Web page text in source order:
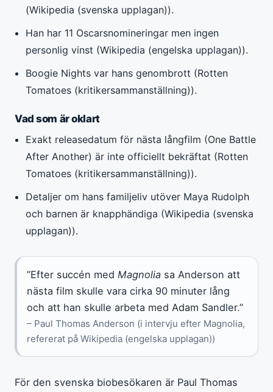
(Wikipedia (svenska upplagan)).
Han har 11 Oscarsnomineringar men ingen
personlig vinst (Wikipedia (engelska upplagan)).
Boogie Nights var hans genombrott (Rotten
Tomatoes (kritikersammanställning)).
Vad som är oklart
Exakt releasedatum för nästa långfilm (One Battle
After Another) är inte officiellt bekräftat (Rotten
Tomatoes (kritikersammanställning)).
Detaljer om hans familjeliv utöver Maya Rudolph
och barnen är knapphändiga (Wikipedia (svenska
upplagan)).
”Efter succén med Magnolia sa Anderson att
nästa film skulle vara cirka 90 minuter lång
och att han skulle arbeta med Adam Sandler.”
– Paul Thomas Anderson (i intervju efter Magnolia,
refererat på Wikipedia (engelska upplagan))
För den svenska biobesökaren är Paul Thomas